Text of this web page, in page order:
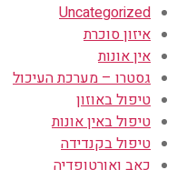
Uncategorized
איזון סוכרת
אין אונות
גסטרו – מערכת העיכול
טיפול באוזון
טיפול באין אונות
טיפול בקנדידה
כאב ואורטופדיה